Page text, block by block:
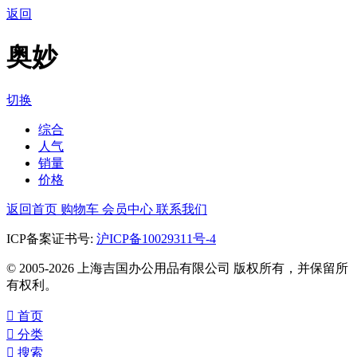
返回
奥妙
切换
综合
人气
销量
价格
返回首页 购物车 会员中心 联系我们
ICP备案证书号: 沪ICP备10029311号-4
© 2005-2026 上海吉国办公用品有限公司 版权所有，并保留所
有权利。
 首页
 分类
 搜索